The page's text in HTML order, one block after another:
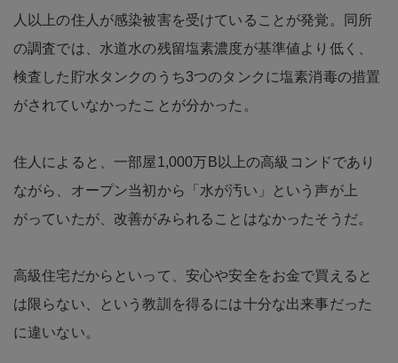
人以上の住人が感染被害を受けていることが発覚。同所
の調査では、水道水の残留塩素濃度が基準値より低く、
検査した貯水タンクのうち3つのタンクに塩素消毒の措置
がされていなかったことが分かった。
住人によると、一部屋1,000万B以上の高級コンドであり
ながら、オープン当初から「水が汚い」という声が上
がっていたが、改善がみられることはなかったそうだ。
高級住宅だからといって、安心や安全をお金で買えると
は限らない、という教訓を得るには十分な出来事だった
に違いない。